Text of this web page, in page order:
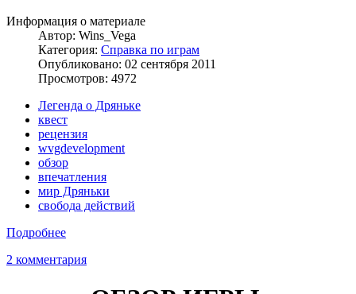
Информация о материале
Автор: Wins_Vega
Категория: Справка по играм
Опубликовано: 02 сентября 2011
Просмотров: 4972
Легенда о Дряньке
квест
рецензия
wvgdevelopment
обзор
впечатления
мир Дряньки
свобода действий
Подробнее
2 комментария